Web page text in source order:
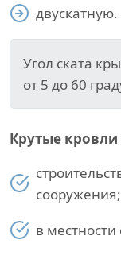
двускатную.
Угол ската
от 5 до 60
Крутые кровли
сооружения;
в